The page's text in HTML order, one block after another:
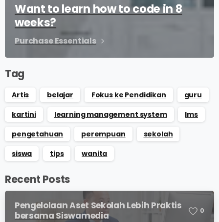
Want to learn how to code in 8
weeks?
Purchase Essentials
Tag
Artis belajar Fokus ke Pendidikan
guru
kartini
learning management system
lms
pengetahuan
perempuan
sekolah
siswa
tips wanita
Recent Posts
Pengelolaan Aset Sekolah Lebih Praktis
bersama Siswamedia
0